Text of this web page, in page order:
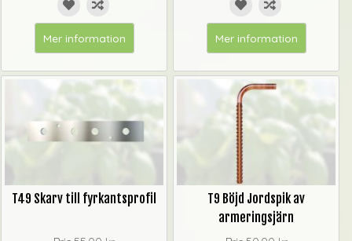
Mer information Mer information
T49 Skarv till fyrkantsprofil
T9 Böjd Jordspik av
armeringsjärn